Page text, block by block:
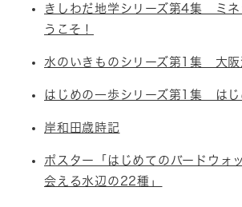
きしわだ地学シリーズ第4集 ミネ
うこそ！
水のいきものシリーズ第1集 大阪
はじめの一歩シリーズ第1集 はじ
岸和田歳時記
ポスター「はじめてのバードウォ
会える水辺の22種」